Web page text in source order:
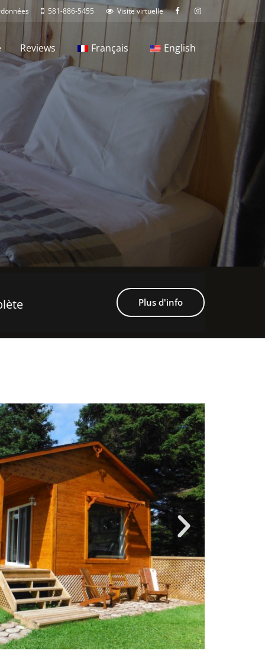
581-886-5455 Visite virtuelle
Reviews Français English
Plus d'info